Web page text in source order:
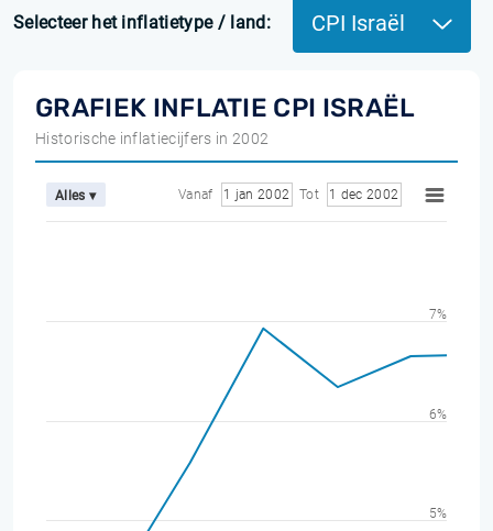
Selecteer het inflatietype / land: CPI Israël
GRAFIEK INFLATIE CPI ISRAËL
Historische inflatiecijfers in 2002
Alles ▾ Vanaf 1 jan 2002 Tot 1 dec 2002
5%
6%
7%